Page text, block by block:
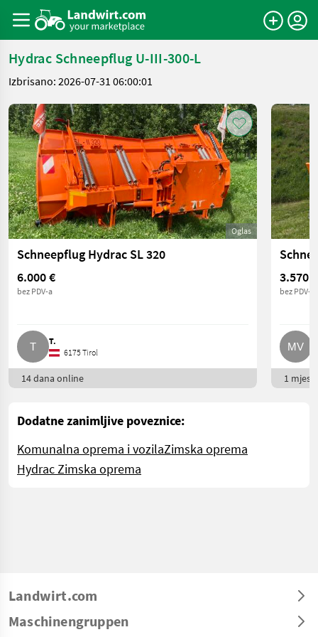
Hydrac Schneepflug U-III-300-L
Izbrisano: 2026-07-31 06:00:01
Oglas
Schneepflug Hydrac SL 320
6.000 €
bez PDV-a
T.
6175 Tirol
14 dana online
3.570 €
bez PDV-a
1
Dodatne zanimljive poveznice:
Komunalna oprema i vozilaZimska oprema
Hydrac Zimska oprema
Landwirt.com
Maschinengruppen